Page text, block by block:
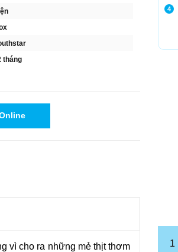
tháng
4
vì cho ra những mẻ thịt thơm
1